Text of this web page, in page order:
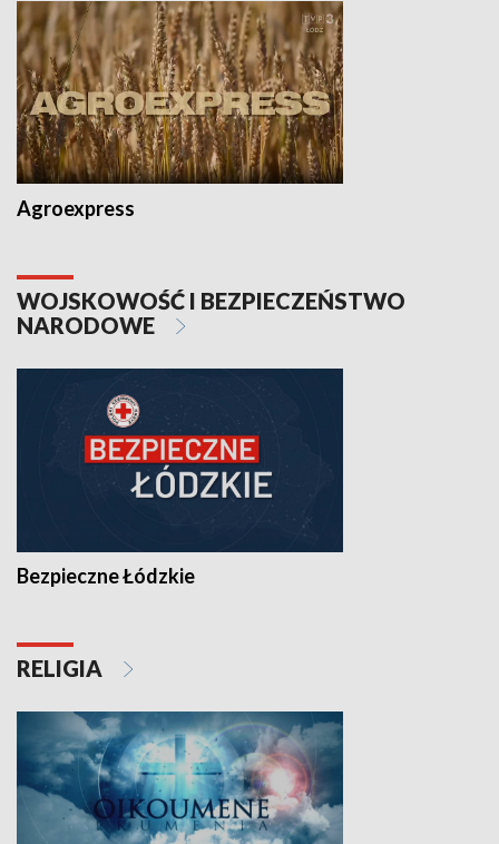
Agroexpress
WOJSKOWOŚĆ I BEZPIECZEŃSTWO
NARODOWE
Bezpieczne Łódzkie
RELIGIA